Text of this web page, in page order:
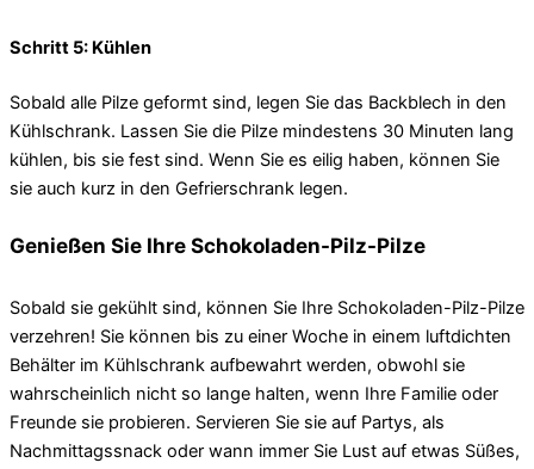
Schritt 5: Kühlen
Sobald alle Pilze geformt sind, legen Sie das Backblech in den
Kühlschrank. Lassen Sie die Pilze mindestens 30 Minuten lang
kühlen, bis sie fest sind. Wenn Sie es eilig haben, können Sie
sie auch kurz in den Gefrierschrank legen.
Genießen Sie Ihre Schokoladen-Pilz-Pilze
Sobald sie gekühlt sind, können Sie Ihre Schokoladen-Pilz-Pilze
verzehren! Sie können bis zu einer Woche in einem luftdichten
Behälter im Kühlschrank aufbewahrt werden, obwohl sie
wahrscheinlich nicht so lange halten, wenn Ihre Familie oder
Freunde sie probieren. Servieren Sie sie auf Partys, als
Nachmittagssnack oder wann immer Sie Lust auf etwas Süßes,